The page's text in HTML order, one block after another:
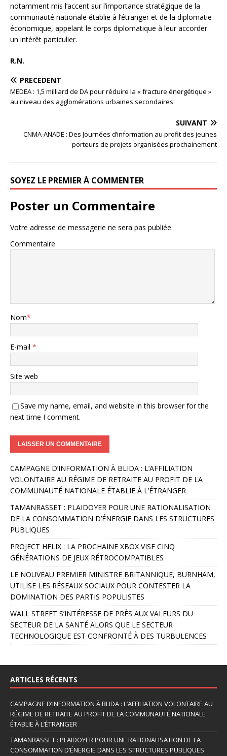
notamment mis l’accent sur l’importance stratégique de la
communauté nationale établie à l’étranger et de la diplomatie
économique, appelant le corps diplomatique à leur accorder
un intérêt particulier.
R.N.
PRÉCÉDENT
MEDEA : 1,5 milliard de DA pour réduire la « fracture énergétique »
au niveau des agglomérations urbaines secondaires
SUIVANT
CNMA-ANADE : Des Journées d’information au profit des jeunes
porteurs de projets organisées prochainement
SOYEZ LE PREMIER À COMMENTER
Poster un Commentaire
Votre adresse de messagerie ne sera pas publiée.
Commentaire
Nom*
E-mail *
Site web
Save my name, email, and website in this browser for the
next time I comment.
l
t
e
r
n
a
t
i
v
e
:
CAMPAGNE D’INFORMATION À BLIDA : L’AFFILIATION
VOLONTAIRE AU RÉGIME DE RETRAITE AU PROFIT DE LA
COMMUNAUTÉ NATIONALE ÉTABLIE À L’ÉTRANGER
TAMANRASSET : PLAIDOYER POUR UNE RATIONALISATION
DE LA CONSOMMATION D’ÉNERGIE DANS LES STRUCTURES
PUBLIQUES
PROJECT HELIX : LA PROCHAINE XBOX VISE CINQ
GÉNÉRATIONS DE JEUX RÉTROCOMPATIBLES
LE NOUVEAU PREMIER MINISTRE BRITANNIQUE, BURNHAM,
UTILISE LES RÉSEAUX SOCIAUX POUR CONTESTER LA
DOMINATION DES PARTIS POPULISTES
WALL STREET S’INTÉRESSE DE PRÈS AUX VALEURS DU
SECTEUR DE LA SANTÉ ALORS QUE LE SECTEUR
TECHNOLOGIQUE EST CONFRONTÉ À DES TURBULENCES
ARTICLES RÉCENTS
CAMPAGNE D’INFORMATION À BLIDA : L’AFFILIATION VOLONTAIRE AU
RÉGIME DE RETRAITE AU PROFIT DE LA COMMUNAUTÉ NATIONALE
ÉTABLIE À L’ÉTRANGER
TAMANRASSET : PLAIDOYER POUR UNE RATIONALISATION DE LA
CONSOMMATION D’ÉNERGIE DANS LES STRUCTURES PUBLIQUES